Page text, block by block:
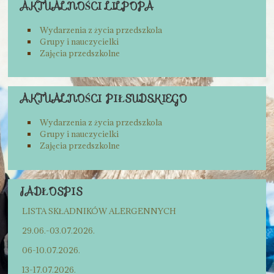
AKTUALNOŚCI LILPOPA
Wydarzenia z życia przedszkola
Grupy i nauczycielki
Zajęcia przedszkolne
AKTUALNOŚCI PIŁSUDSKIEGO
Wydarzenia z życia przedszkola
Grupy i nauczycielki
Zajęcia przedszkolne
JADŁOSPIS
LISTA SKŁADNIKÓW ALERGENNYCH
29.06.-03.07.2026.
06-10.07.2026.
13-17.07.2026.